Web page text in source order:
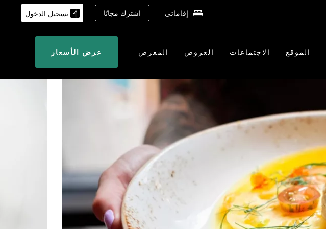
إقاماتي اشترك مجانًا تسجيل الدخول
الموقع الاجتماعات العروض المعرض عرض الأسعار